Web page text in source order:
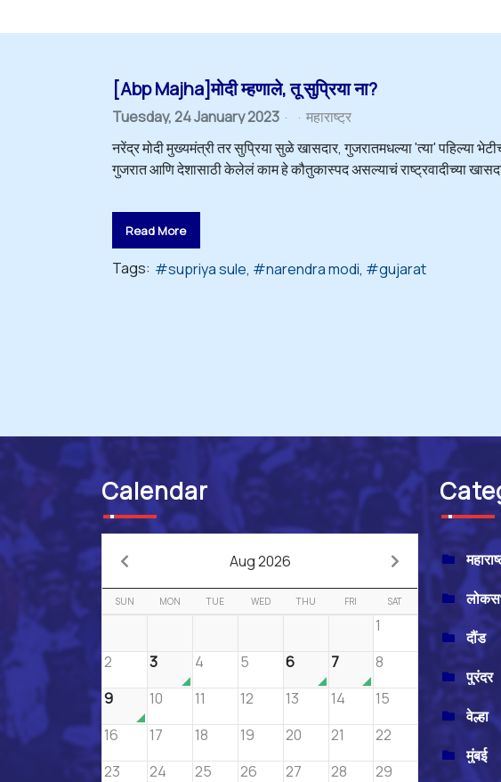
[Abp Majha]मोदी म्हणाले, तू सुप्रिया ना?
Tuesday, 24 January 2023
महाराष्ट्र
नरेंद्र मोदी मुख्यमंत्री तर सुप्रिया सुळे खासदार, गुजरातमधल्या 'त्या' पहिल्या
गुजरात आणि देशासाठी केलेलं काम हे कौतुकास्पद असल्याचं राष्ट्रवादीच्या
Read More
Tags: supriya sule narendra modi gujarat
Calendar
Aug 2026
SUN MON TUE WED THU FRI SAT
1
2
3 4 5 6 7
8
9
10 11 12 13 14
15
16
17 18 19 20 21
22
23
24 25 26 27 28
29
दौंड
पुरंदर
वेल्हा
मुंबई